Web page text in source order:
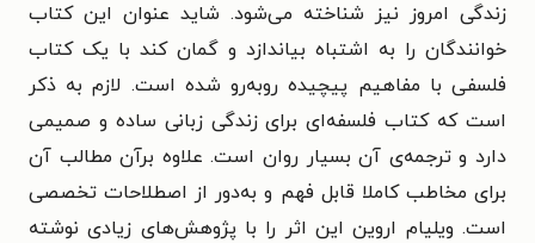
زندگی امروز نیز شناخته می‌شود. شاید عنوان این کتاب
خوانندگان را به اشتباه بیاندازد و گمان کند با یک کتاب
فلسفی با مفاهیم پیچیده روبه‌رو شده است. لازم به ذکر
است که کتاب فلسفه‌ای برای زندگی زبانی ساده و صمیمی
دارد و ترجمه‌ی آن بسیار روان است. علاوه برآن مطالب آن
برای مخاطب کاملا قابل فهم و به‌دور از اصطلاحات تخصصی
است. ویلیام اروین این اثر را با پژوهش‌های زیادی نوشته